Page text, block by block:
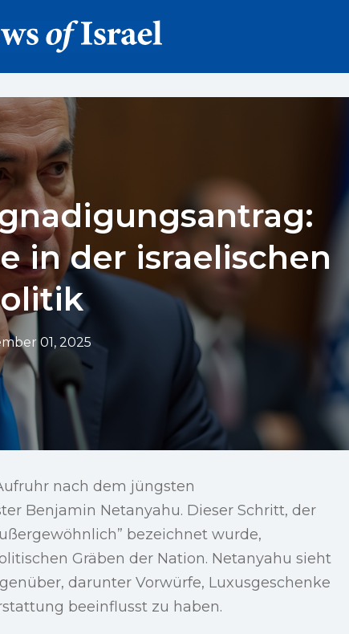
in der israelischen
01, 2025
nach dem jüngsten
Benjamin Netanyahu. Dieser Schritt, der
bezeichnet wurde,
Gräben der Nation. Netanyahu sieht
darunter Vorwürfe, Luxusgeschenke
beeinflusst zu haben.